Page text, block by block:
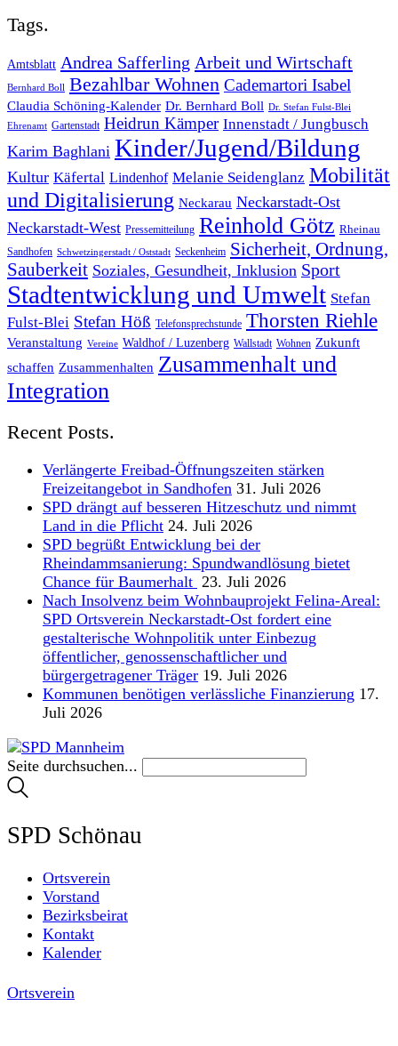
Tags.
Amtsblatt Andrea Safferling Arbeit und Wirtschaft
Bernhard Boll Bezahlbar Wohnen Cademartori Isabel
Claudia Schöning-Kalender Dr. Bernhard Boll Dr. Stefan Fulst-Blei
Ehrenamt Gartenstadt Heidrun Kämper Innenstadt / Jungbusch
Karim Baghlani Kinder/Jugend/Bildung
Kultur Käfertal Lindenhof Melanie Seidenglanz Mobilität
und Digitalisierung Neckarau Neckarstadt-Ost
Neckarstadt-West Pressemitteilung Reinhold Götz Rheinau
Sandhofen Schwetzingerstadt / Oststadt Seckenheim Sicherheit, Ordnung,
Sauberkeit Soziales, Gesundheit, Inklusion Sport
Stadtentwicklung und Umwelt Stefan
Fulst-Blei Stefan Höß Telefonsprechstunde Thorsten Riehle
Veranstaltung Vereine Waldhof / Luzenberg Wallstadt Wohnen Zukunft
schaffen Zusammenhalten Zusammenhalt und
Integration
Recent Posts.
Verlängerte Freibad-Öffnungszeiten stärken
Freizeitangebot in Sandhofen 31. Juli 2026
SPD drängt auf besseren Hitzeschutz und nimmt
Land in die Pflicht 24. Juli 2026
SPD begrüßt Entwicklung bei der
Rheindammsanierung: Spundwandlösung bietet
Chance für Baumerhalt 23. Juli 2026
Nach Insolvenz beim Wohnbauprojekt Felina-Areal:
SPD Ortsverein Neckarstadt-Ost fordert eine
gestalterische Wohnpolitik unter Einbezug
öffentlicher, genossenschaftlicher und
bürgergetragener Träger 19. Juli 2026
Kommunen benötigen verlässliche Finanzierung 17.
Juli 2026
Seite durchsuchen...
SPD Schönau
Ortsverein
Vorstand
Bezirksbeirat
Kontakt
Kalender
Ortsverein